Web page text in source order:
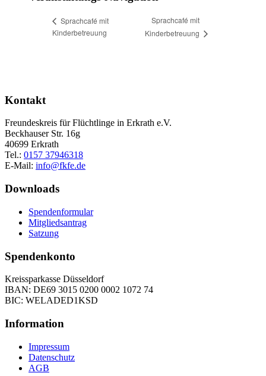
Sprachcafé mit
Kinderbetreuung
Sprachcafé mit
Kinderbetreuung
Kontakt
Freundeskreis für Flüchtlinge in Erkrath e.V.
Beckhauser Str. 16g
40699 Erkrath
Tel.: 0157 37946318
E-Mail: info@fkfe.de
Downloads
Spendenformular
Mitgliedsantrag
Satzung
Spendenkonto
Kreissparkasse Düsseldorf
IBAN: DE69 3015 0200 0002 1072 74
BIC: WELADED1KSD
Information
Impressum
Datenschutz
AGB